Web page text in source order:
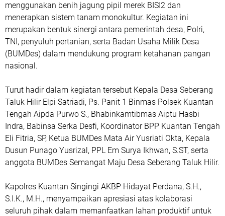
menggunakan benih jagung pipil merek BISI2 dan
menerapkan sistem tanam monokultur. Kegiatan ini
merupakan bentuk sinergi antara pemerintah desa, Polri,
TNI, penyuluh pertanian, serta Badan Usaha Milik Desa
(BUMDes) dalam mendukung program ketahanan pangan
nasional.
Turut hadir dalam kegiatan tersebut Kepala Desa Seberang
Taluk Hilir Elpi Satriadi, Ps. Panit 1 Binmas Polsek Kuantan
Tengah Aipda Purwo S., Bhabinkamtibmas Aiptu Hasbi
Indra, Babinsa Serka Desfi, Koordinator BPP Kuantan Tengah
Eli Fitria, SP, Ketua BUMDes Mata Air Yusriati Okta, Kepala
Dusun Punago Yusrizal, PPL Em Surya Ikhwan, S.ST, serta
anggota BUMDes Semangat Maju Desa Seberang Taluk Hilir.
Kapolres Kuantan Singingi AKBP Hidayat Perdana, S.H.,
S.I.K., M.H., menyampaikan apresiasi atas kolaborasi
seluruh pihak dalam memanfaatkan lahan produktif untuk